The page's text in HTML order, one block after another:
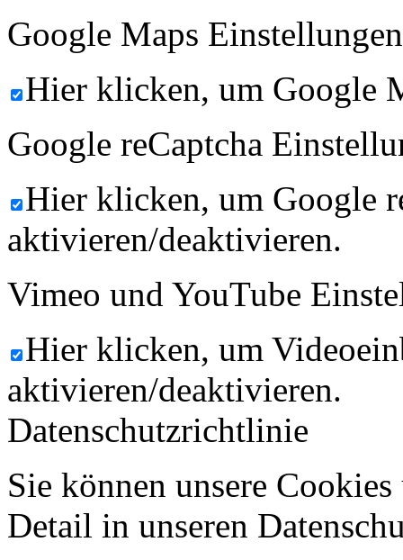
Google Maps
Hier klicken, um Google
Google reCaptcha
Hier klicken, um Google
aktivieren/deaktivieren.
Vimeo und YouTube
Hier klicken, um
aktivieren/deaktivieren.
Datenschutzrichtlinie
Sie können unsere
Detail in unseren